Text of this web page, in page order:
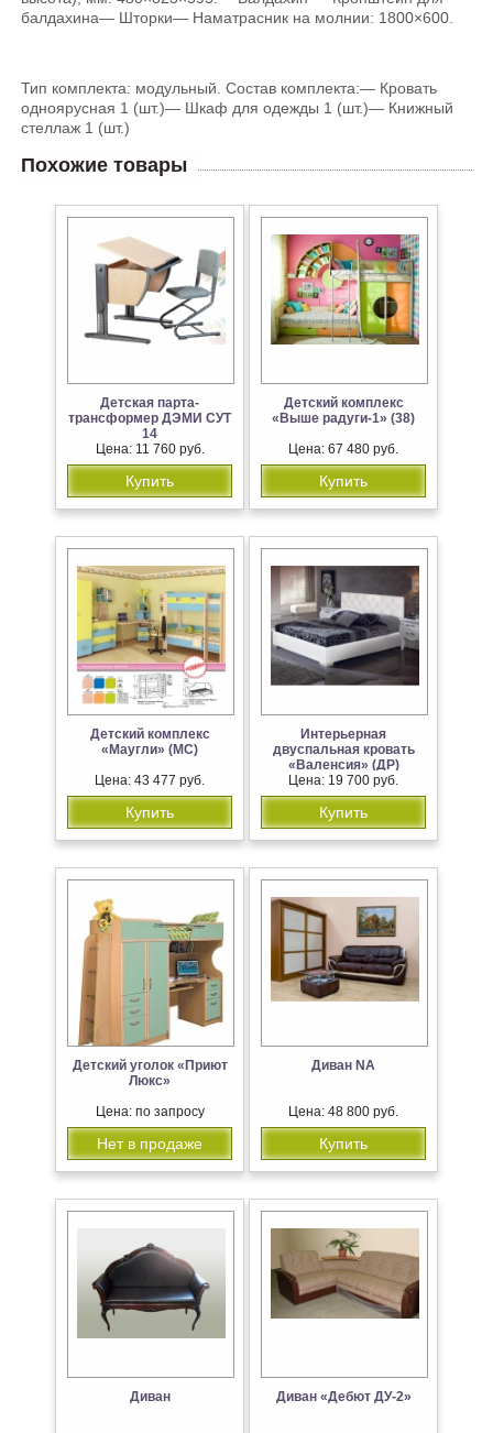
балдахина— Шторки— Наматрасник на молнии: 1800×600.
Тип комплекта: модульный. Состав комплекта:— Кровать
одноярусная 1 (шт.)— Шкаф для одежды 1 (шт.)— Книжный
стеллаж 1 (шт.)
Похожие товары
Детская парта-
трансформер ДЭМИ СУТ
14
Цена: 11 760 руб.
Купить
Детский комплекс
«Выше радуги-1» (38)
Цена: 67 480 руб.
Купить
Детский комплекс
«Маугли» (МС)
Цена: 43 477 руб.
Купить
Интерьерная
двуспальная кровать
«Валенсия» (ДР)
Цена: 19 700 руб.
Купить
Детский уголок «Приют
Люкс»
Цена: по запросу
Нет в продаже
Диван NA
Цена: 48 800 руб.
Купить
Диван Диван «Дебют ДУ-2»